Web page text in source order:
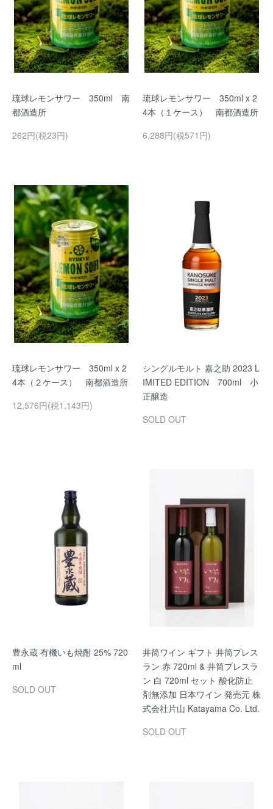
琉球レモンサワー 350ml 南
都酒造所
262円(税23円)
琉球レモンサワー 350ml x 2
4本（１ケース） 南都酒造所
6,288円(税571円)
琉球レモンサワー 350ml x 2
4本（２ケース） 南都酒造所
12,576円(税1,143円)
シングルモルト 嘉之助 2023 L
IMITED EDITION 700ml 小
正醸造
SOLD OUT
豊永蔵 有機いも焼酎 25% 720
ml
SOLD OUT
井筒ワイン ギフト 井筒プレス
ラン 赤 720ml & 井筒プレスラ
ン 白 720ml セット 酸化防止
剤無添加 日本ワイン 発売元 株
式会社片山 Katayama Co. Ltd.
SOLD OUT